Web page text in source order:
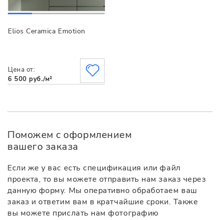
Elios Ceramica Emotion
Цена от:
6 500 руб./м²
Поможем с оформлением
вашего заказа
Если же у вас есть спецификация или файл
проекта, то вы можете отправить нам заказ через
данную форму. Мы оперативно обработаем ваш
заказ и ответим вам в кратчайшие сроки. Также
вы можете прислать нам фотографию